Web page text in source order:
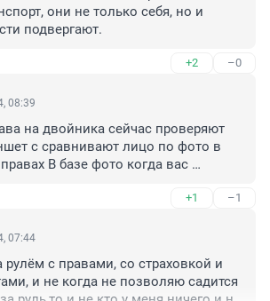
они не только себя, но и
подвергают.
+2 –0
08:39
на двойника сейчас проверяют
с сравнивают лицо по фото в
В базе фото когда вас
+1 –1
07:44
рулём с правами, со страховкой и
и не когда не позволяю садится